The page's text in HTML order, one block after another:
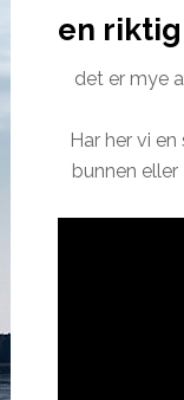
en
det er mye
Har her vi
bunnen